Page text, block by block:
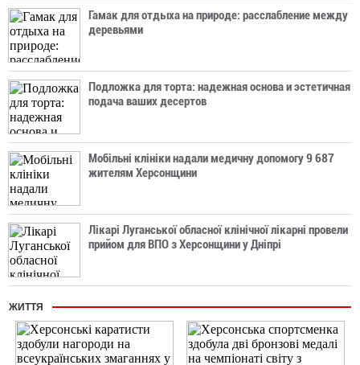
Гамак для отдыха на природе: расслабление между
деревьями
Подложка для торта: надежная основа и эстетичная
подача ваших десертов
Мобільні клініки надали медичну допомогу 9 687
жителям Херсонщини
Лікарі Луганської обласної клінічної лікарні провели
прийом для ВПО з Херсонщини у Дніпрі
ЖИТТЯ